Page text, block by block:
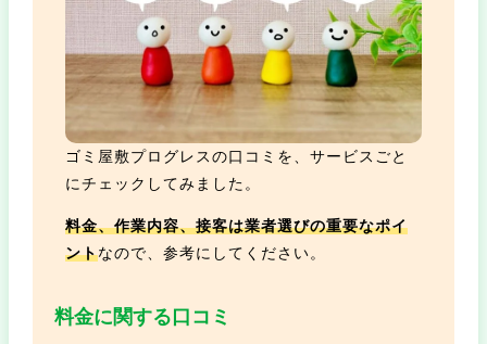
ゴミ屋敷プログレスの口コミを、サービスごと
にチェックしてみました。
料金、作業内容、接客は業者選びの重要なポイ
ントなので、参考にしてください。
料金に関する口コミ